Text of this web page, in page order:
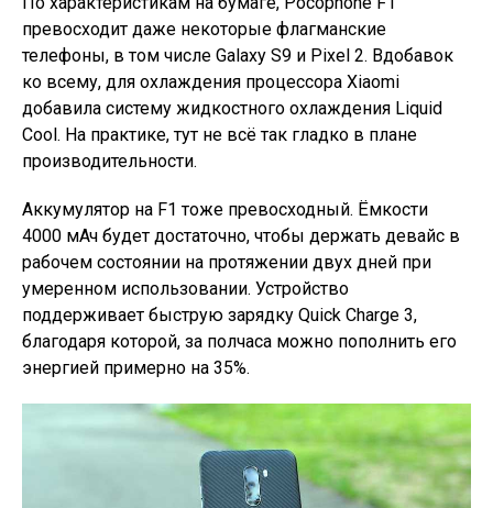
превосходит даже некоторые флагманские
телефоны, в том числе Galaxy S9 и Pixel 2. Вдобавок
ко всему, для охлаждения процессора Xiaomi
добавила систему жидкостного охлаждения Liquid
Cool. На практике, тут не всё так гладко в плане
производительности.
Аккумулятор на F1 тоже превосходный. Ёмкости
4000 мАч будет достаточно, чтобы держать девайс в
рабочем состоянии на протяжении двух дней при
умеренном использовании. Устройство
поддерживает быструю зарядку Quick Charge 3,
благодаря которой, за полчаса можно пополнить его
энергией примерно на 35%.